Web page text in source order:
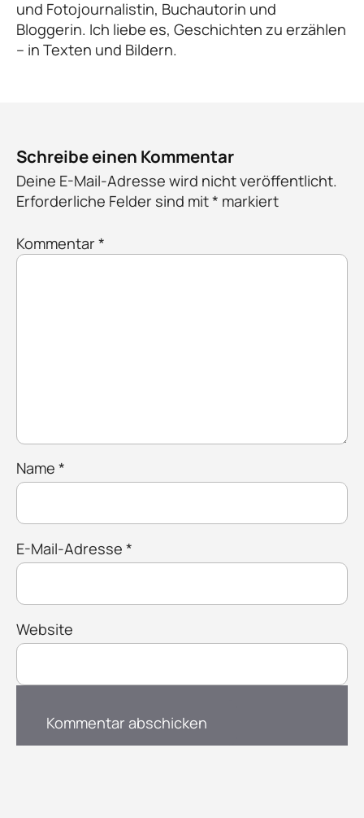
und Fotojournalistin, Buchautorin und
Bloggerin. Ich liebe es, Geschichten zu erzählen
– in Texten und Bildern.
Schreibe einen Kommentar
Deine E-Mail-Adresse wird nicht veröffentlicht.
Erforderliche Felder sind mit* markiert
Kommentar *
Name *
E-Mail-Adresse *
Website